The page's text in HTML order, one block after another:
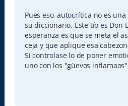
Pues eso, autocrítica no es
su diccionario. Este tío es Don
esperanza es que se meta el
ceja y que aplique esa
Si controlase lo de poner
uno con los "güevos